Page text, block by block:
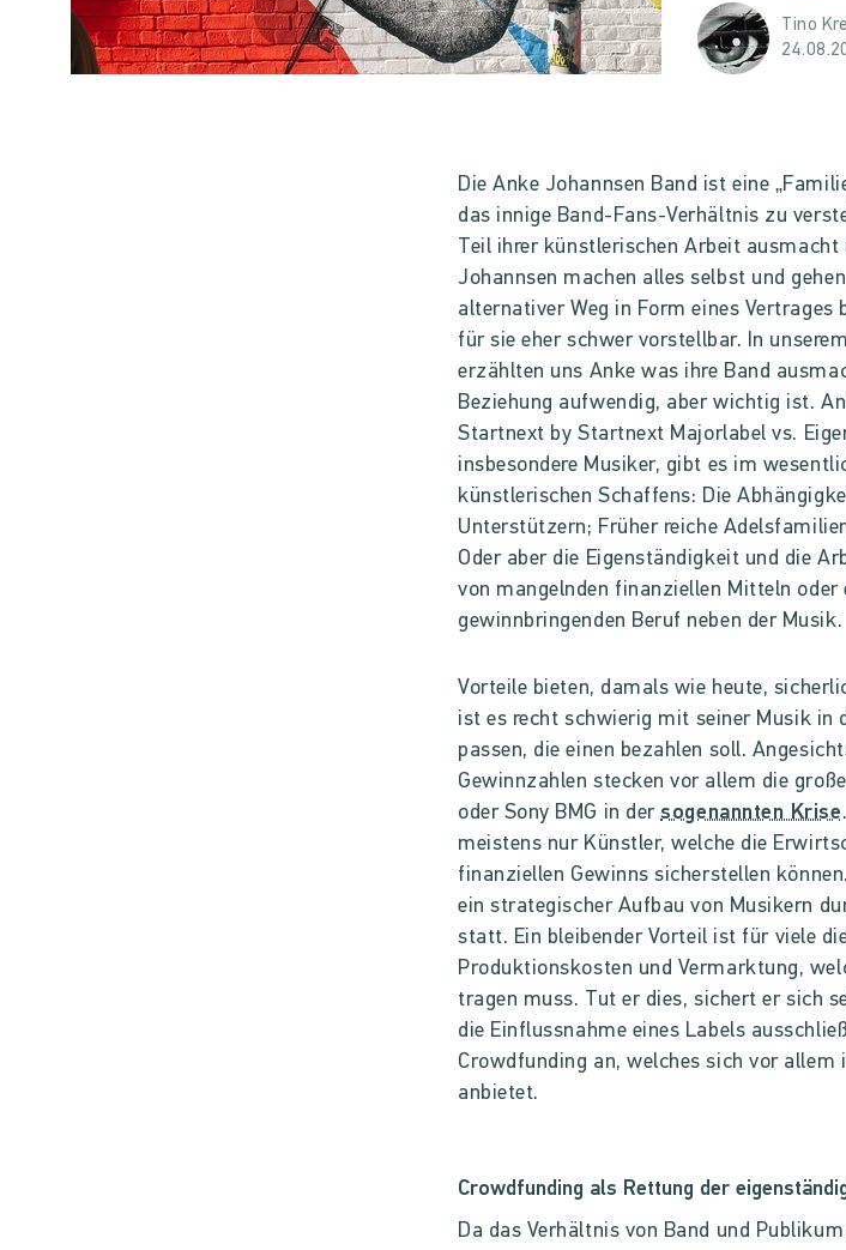
Tino
Die Anke Johannsen Band ist eine
das innige Band-Fans-Verhältnis zu
Teil ihrer künstlerischen Arbeit
Johannsen machen alles selbst und
alternativer Weg in Form eines Vertrages
für sie eher schwer vorstellbar. In
erzählten uns Anke was ihre Band
Beziehung aufwendig, aber wichtig ist.
Startnext by Startnext Majorlabel vs.
insbesondere Musiker, gibt es im
künstlerischen Schaffens: Die
Unterstützern; Früher reiche
Oder aber die Eigenständigkeit und die
von mangelnden finanziellen Mitteln oder
gewinnbringenden Beruf neben der Musik.
Vorteile bieten, damals wie heute,
ist es recht schwierig mit seiner Musik in
passen, die einen bezahlen soll.
Gewinnzahlen stecken vor allem die
oder Sony BMG in dersogenannten Krise
meistens nur Künstler, welche die
finanziellen Gewinns sicherstellen
ein strategischer Aufbau von Musikern
statt. Ein bleibender Vorteil ist für viele
Produktionskosten und Vermarktung,
tragen muss. Tut er dies, sichert er sich
die Einflussnahme eines Labels
Crowdfunding an, welches sich vor allem
anbietet.
Crowdfunding als Rettung der
Da das Verhältnis von Band und